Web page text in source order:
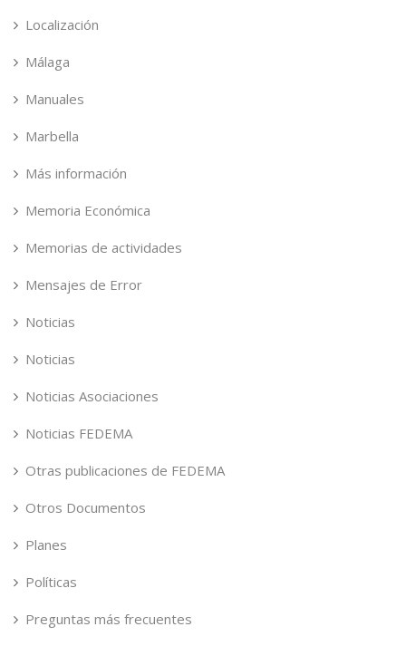
Localización
Málaga
Manuales
Marbella
Más información
Memoria Económica
Memorias de actividades
Mensajes de Error
Noticias
Noticias
Noticias Asociaciones
Noticias FEDEMA
Otras publicaciones de FEDEMA
Otros Documentos
Planes
Políticas
Preguntas más frecuentes